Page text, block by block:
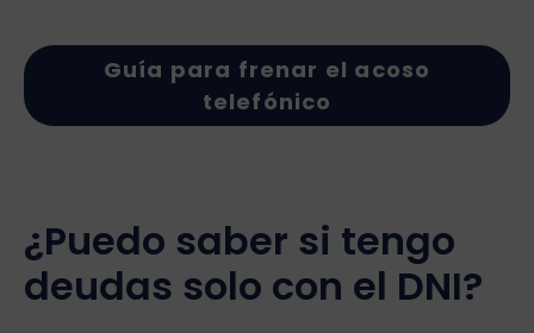
Guía para frenar el acoso
telefónico
¿Puedo saber si tengo
deudas solo con el DNI?